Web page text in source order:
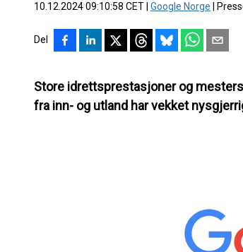
10.12.2024 09:10:58 CET Google Norge
Del
Store idrettsprestasjoner og
fra inn- og utland har vekket